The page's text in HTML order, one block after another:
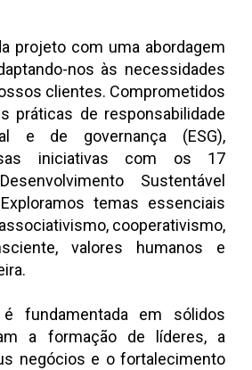
projeto com uma abordagem
nos às necessidades
clientes. Comprometidos
práticas de responsabilidade
e de governança (ESG),
iniciativas com os 17
Sustentável
temas essenciais
associativismo, cooperativismo,
valores humanos e
fundamentada em sólidos
a formação de líderes, a
negócios e o fortalecimento